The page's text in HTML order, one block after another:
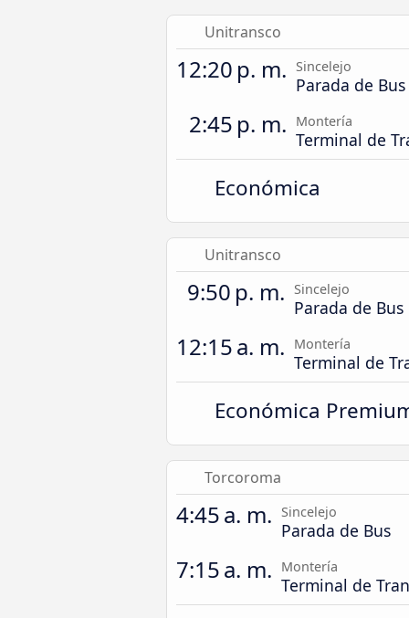
Unitransco
12:20 p. m. Sincelejo
Parada de Bus
2:45 p. m. Montería
Terminal de
Económica
Unitransco
9:50 p. m. Sincelejo
Parada de Bus
12:15 a. m. Montería
Terminal de
Económica
Torcoroma
4:45 a. m. Sincelejo
Parada de Bus
7:15 a. m. Montería
Terminal de